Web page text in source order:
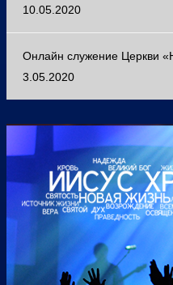
10.05.2020
Онлайн служение Церкви
3.05.2020